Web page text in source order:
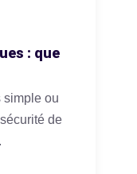
: que
simple ou
de